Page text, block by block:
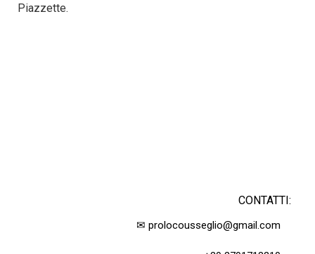
Piazzette.
CONTATTI:
✉ prolocousseglio@gmail.com